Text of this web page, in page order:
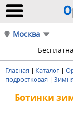
Москва
Главная | Каталог |
подростковая |
Ботинки